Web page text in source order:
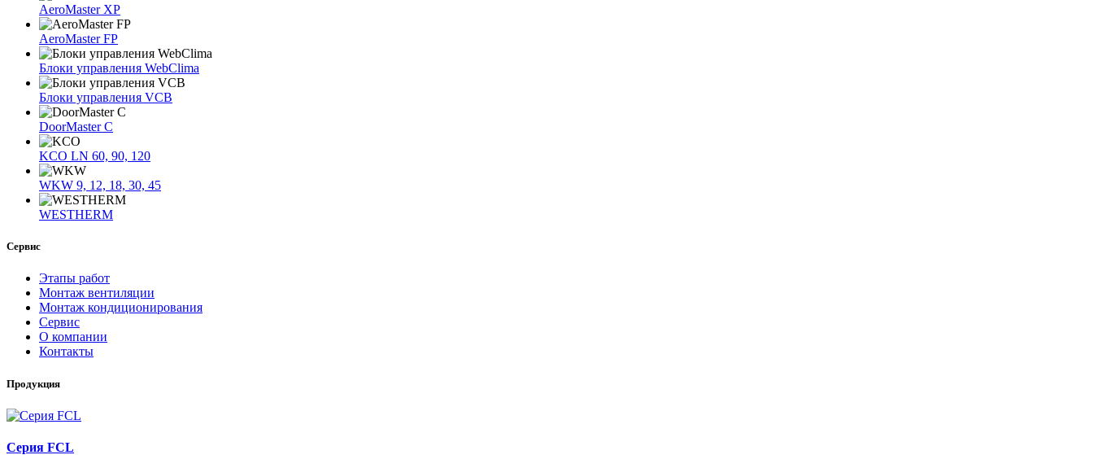
AeroMaster XP
AeroMaster FP
Блоки упрaвлeния WebClima
Блоки упрaвлeния VCB
DoorMaster C
KCO LN 60, 90, 120
WKW 9, 12, 18, 30, 45
WESTHERM
Сервис
Этапы работ
Монтаж вентиляции
Монтаж кондиционирования
Сервис
О компании
Контакты
Продукция
Серия FCL